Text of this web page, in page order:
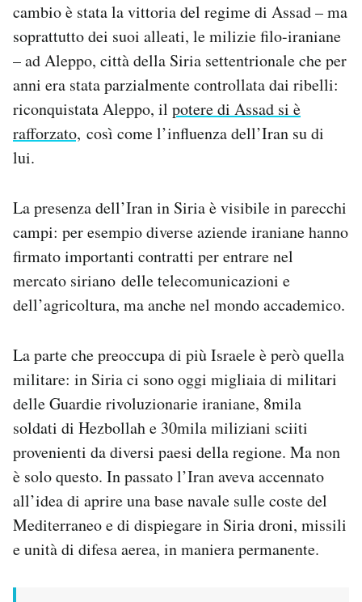
cambio è stata la vittoria del regime di Assad – ma
soprattutto dei suoi alleati, le milizie filo-iraniane
– ad Aleppo, città della Siria settentrionale che per
anni era stata parzialmente controllata dai ribelli:
riconquistata Aleppo, il potere di Assad si è
rafforzato, così come l’influenza dell’Iran su di
lui.
La presenza dell’Iran in Siria è visibile in parecchi
campi: per esempio diverse aziende iraniane hanno
firmato importanti contratti per entrare nel
mercato siriano delle telecomunicazioni e
dell’agricoltura, ma anche nel mondo accademico.
La parte che preoccupa di più Israele è però quella
militare: in Siria ci sono oggi migliaia di militari
delle Guardie rivoluzionarie iraniane, 8mila
soldati di Hezbollah e 30mila miliziani sciiti
provenienti da diversi paesi della regione. Ma non
è solo questo. In passato l’Iran aveva accennato
all’idea di aprire una base navale sulle coste del
Mediterraneo e di dispiegare in Siria droni, missili
e unità di difesa aerea, in maniera permanente.